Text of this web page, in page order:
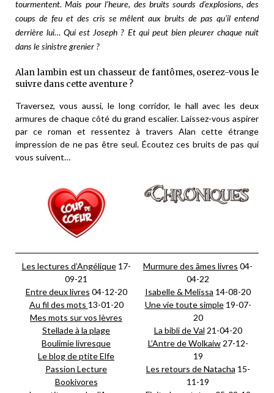
tourmentent. Mais pour l’heure, des bruits sourds d’explosions, des
coups de feu et des cris se mêlent aux bruits de pas qu’il entend
derrière lui… Qui est Joseph ? Et qui peut bien pleurer chaque nuit
dans le sinistre grenier ?
Alan lambin est un chasseur de fantômes, oserez-vous le
suivre dans cette aventure ?
Traversez, vous aussi, le long corridor, le hall avec les deux
armures de chaque côté du grand escalier. Laissez-vous aspirer
par ce roman et ressentez à travers Alan cette étrange
impression de ne pas être seul. Écoutez ces bruits de pas qui
vous suivent…
Les lectures d’Angélique17-
09-21
Entre deux livres 04-12-20
Au fil des mots 13-01-20
Mes mots sur vos lèvres
Stellade à la plage
Boulimie livresque
Le blog de ptite Elfe
Passion Lecture
Bookivores
Murmure des âmes livres 04-
04-22
Isabelle & Melissa 14-08-20
Une vie toute simple19-07-
20
La bibli de Val 21-04-20
L’Antre de Wolkaiw27-12-
19
Les retours de Natacha 15-
11-19